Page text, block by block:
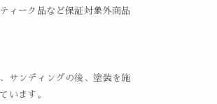
ィーク品など保証対象外商品
サンディングの後、塗装を施
います。